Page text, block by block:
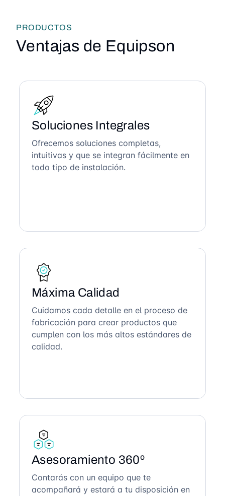
PRODUCTOS
Ventajas de Equipson
Soluciones Integrales
Ofrecemos soluciones completas,
intuitivas y que se integran fácilmente en
todo tipo de instalación.
Máxima Calidad
Cuidamos cada detalle en el proceso de
fabricación para crear productos que
cumplen con los más altos estándares de
calidad.
Asesoramiento 360º
Contarás con un equipo que te
acompañará y estará a tu disposición en